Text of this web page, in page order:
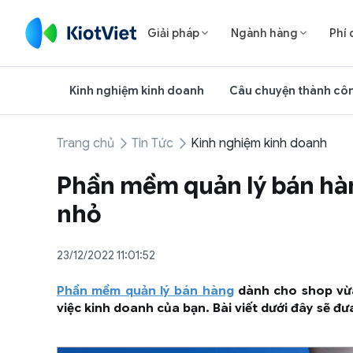
Giải pháp  Ngành hàng  Phí
Kinh nghiệm kinh doanh Câu chuyện thành
Trang chủ Tin Tức Kinh nghiệm kinh doanh
Phần mềm quản lý bán
nhỏ
23/12/2022 11:01:52
Phần mềm quản lý bán hàngdành cho shop
việc kinh doanh của bạn. Bài viết dưới đây sẽ